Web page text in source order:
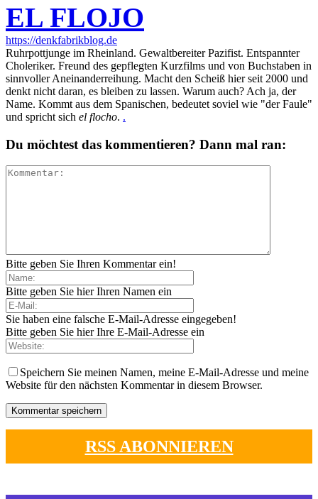
EL FLOJO
https://denkfabrikblog.de
Ruhrpottjunge im Rheinland. Gewaltbereiter Pazifist. Entspannter
Choleriker. Freund des gepflegten Kurzfilms und von Buchstaben in
sinnvoller Aneinanderreihung. Macht den Scheiß hier seit 2000 und
denkt nicht daran, es bleiben zu lassen. Warum auch? Ach ja, der
Name. Kommt aus dem Spanischen, bedeutet soviel wie "der Faule"
und spricht sich el flocho. .
Du möchtest das kommentieren? Dann mal ran:
Bitte geben Sie Ihren Kommentar ein!
Bitte geben Sie hier Ihren Namen ein
Sie haben eine falsche E-Mail-Adresse eingegeben!
Bitte geben Sie hier Ihre E-Mail-Adresse ein
Speichern Sie meinen Namen, meine E-Mail-Adresse und meine
Website für den nächsten Kommentar in diesem Browser.
RSS ABONNIEREN